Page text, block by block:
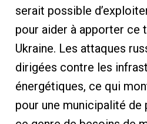
serait possible
pour aider à apporter ce
Ukraine. Les attaques
dirigées contre les
énergétiques, ce qui
pour une municipalité de